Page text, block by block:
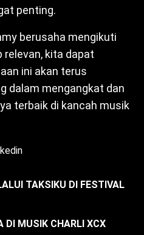
penting.
berusaha mengikuti
relevan, kita dapat
ini akan terus
dalam mengangkat dan
terbaik di kancah musik
TAKSIKU DI FESTIVAL
DI MUSIK CHARLI XCX